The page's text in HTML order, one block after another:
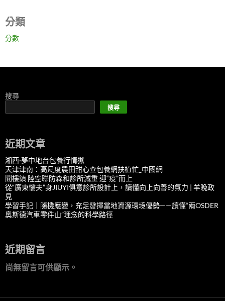
分類
分數
搜尋
搜尋
近期文章
湘西·夢中地台包養行情獄
天津津南：高尺度農田甜心查包養網扶植忙_中國網
閻樓鎮 陸空聯防森和診所減重 迎“疫”而上
從“廣東懦夫”身JIUYI俱意診所設計上，讀懂向上向善的氣力 | 羊晚政
見
學習手記｜隨機應變，充足發揮當地資源環境優勢——讀懂“兩OSDER
奧斯德汽車零件山”理念的科學路徑
近期留言
尚無留言可供顯示。